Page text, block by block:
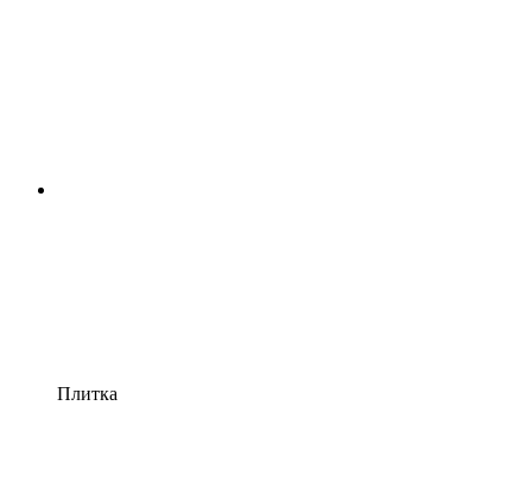
Плитка